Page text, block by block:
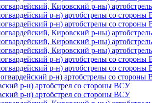
Кировский р-ны)
р-н) артобстрелы со
р-н) артобстрелы со
Кировский р-ны)
Кировский р-ны)
Кировский р-ны)
р-н) артобстрелы со
р-н) артобстрелы со
р-н) артобстрелы со стороны
р-н) артобстрел со стороны ВСУ
р-н) артобстрел со стороны ВСУ